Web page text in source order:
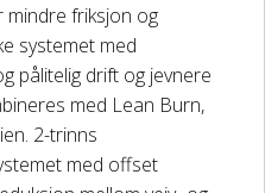
mindre friksjon og
systemet med
pålitelig drift og jevnere
med Lean Burn,
2-trinns
med offset